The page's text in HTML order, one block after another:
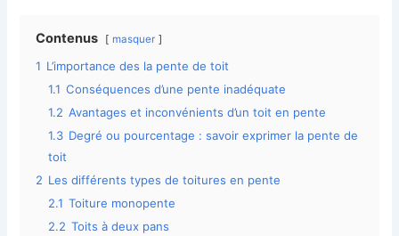
Contenus masquer
1 L’importance des la pente de toit
1.1 Conséquences d’une pente inadéquate
1.2 Avantages et inconvénients d’un toit en pente
1.3 Degré ou pourcentage : savoir exprimer la pente de
toit
2 Les différents types de toitures en pente
2.1 Toiture monopente
2.2 Toits à deux pans